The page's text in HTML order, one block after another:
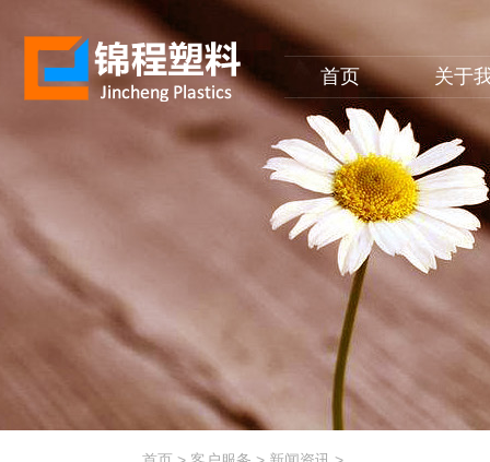
首页 关于